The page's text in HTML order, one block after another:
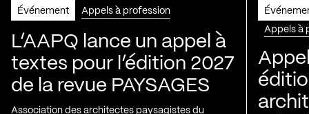
Événement Appels à profession
L’AAPQ lance un appel à
textes pour l’édition 2027
de la revue PAYSAGES
Association des architectes paysagistes du
Appels à